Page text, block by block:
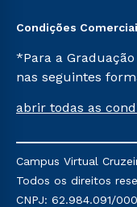
Condições
*Para a
nas seguintes
Já para as demais,
mencionadas são
Religioso,
do Ensino de
abrir todas as
Campus Virtual
Todos os direitos
CNPJ: 62.984.091/